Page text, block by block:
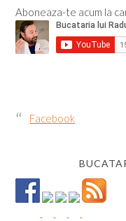
Aboneaza-te acum la
Facebook